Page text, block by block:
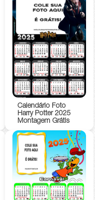
Calendário Foto
Harry Potter 2025
Montagem Grátis